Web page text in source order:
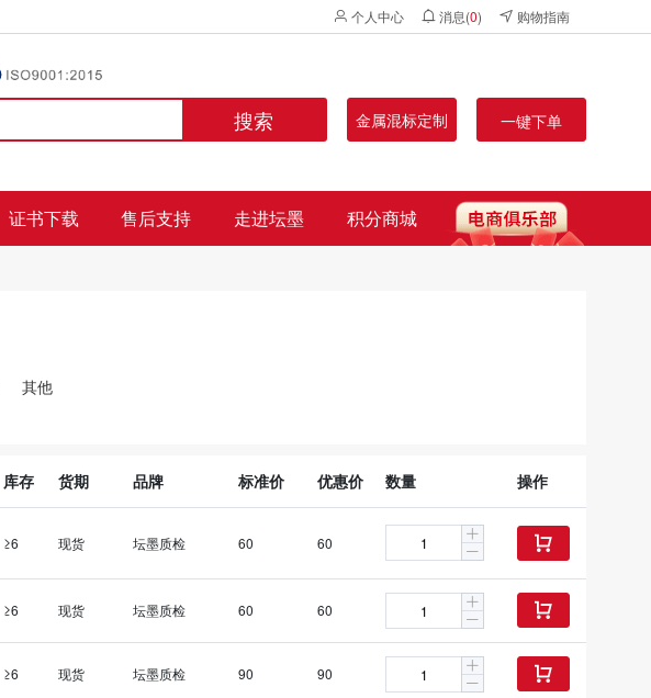
个人中心 消息(0) 购物指南
搜索 金属混标定制 一键下单
证书下载 售后支持 走进坛墨 积分商城
其他
库存 货期 品牌 标准价 优惠价 数量 操作
≥6 现货 坛墨质检 60 60 
≥6 现货 坛墨质检 60 60 
≥6 现货 坛墨质检 90 90 